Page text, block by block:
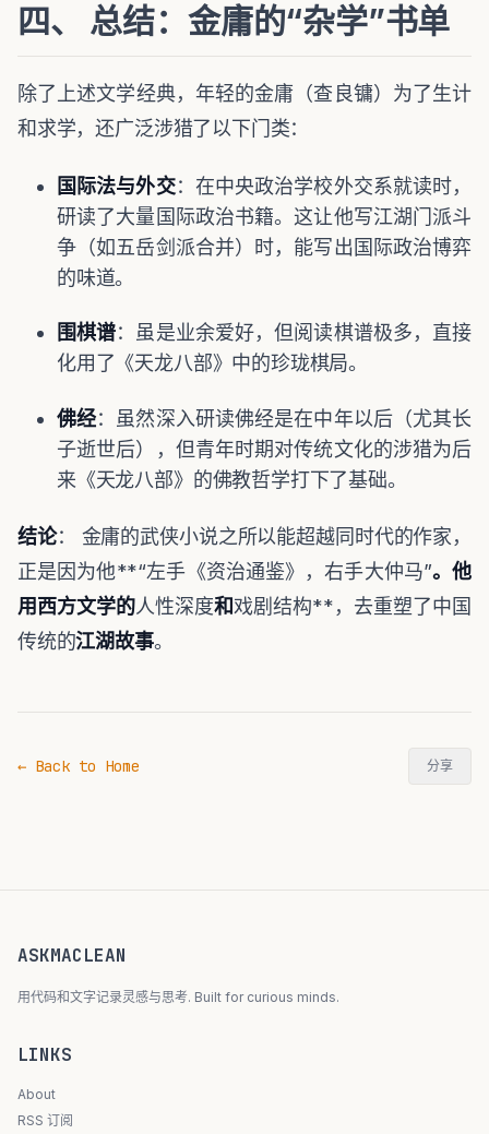
四、 总结：金庸的“杂学”书单
除了上述文学经典，年轻的金庸（查良镛）为了生计
和求学，还广泛涉猎了以下门类：
国际法与外交：在中央政治学校外交系就读时，
研读了大量国际政治书籍。这让他写江湖门派斗
争（如五岳剑派合并）时，能写出国际政治博弈
的味道。
围棋谱：虽是业余爱好，但阅读棋谱极多，直接
化用了《天龙八部》中的珍珑棋局。
佛经：虽然深入研读佛经是在中年以后（尤其长
子逝世后），但青年时期对传统文化的涉猎为后
来《天龙八部》的佛教哲学打下了基础。
结论： 金庸的武侠小说之所以能超越同时代的作家，
正是因为他**“左手《资治通鉴》，右手大仲马”。他
用西方文学的人性深度和戏剧结构**，去重塑了中国
传统的江湖故事。
← Back to Home 分享
ASKMACLEAN
用代码和文字记录灵感与思考. Built for curious minds.
LINKS
About
RSS 订阅